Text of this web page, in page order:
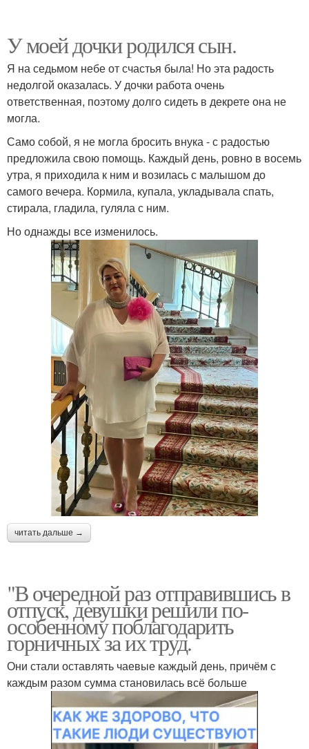
У моей дочки родился сын.
Я на седьмом небе от счастья была! Но эта радость
недолгой оказалась. У дочки работа очень
ответственная, поэтому долго сидеть в декрете она не
могла.
Само собой, я не могла бросить внука - с радостью
предложила свою помощь. Каждый день, ровно в восемь
утра, я приходила к ним и возилась с малышом до
самого вечера. Кормила, купала, укладывала спать,
стирала, гладила, гуляла с ним.
Но однажды все изменилось.
читать дальше →
"В очередной раз отправившись в
отпуск, девушки решили по-
особенному поблагодарить
горничных за их труд.
Они стали оставлять чаевые каждый день, причём с
каждым разом сумма становилась всё больше